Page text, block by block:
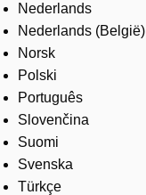
Nederlands
Nederlands (België)
Norsk
Polski
Português
Slovenčina
Suomi
Svenska
Türkçe